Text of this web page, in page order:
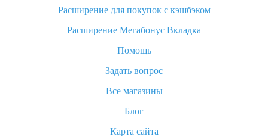
«AliExpress Standard Shipping»: что это за метод доставки и
как его отслеживать
Как покупать оптом на Алиэкспресс
Что делать, если не пришел товар с Алиэкспресс
возврата денег
Расширение для покупок с кэшбэком
Расширение Мегабонус Вкладка
Помощь
Задать вопрос
Все магазины
Блог
Карта сайта